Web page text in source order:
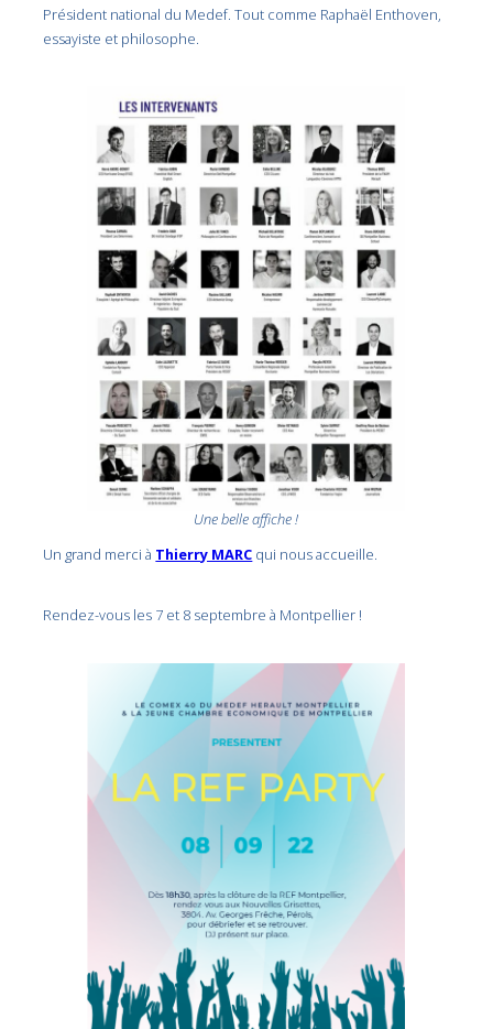
Président national du Medef. Tout comme Raphaël Enthoven,
essayiste et philosophe.
Une belle affiche !
Un grand merci à Thierry MARC qui nous accueille.
Rendez-vous les 7 et 8 septembre à Montpellier !